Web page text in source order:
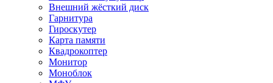
Внешний жёсткий диск
Гарнитура
Гироскутер
Карта памяти
Квадрокоптер
Монитор
Моноблок